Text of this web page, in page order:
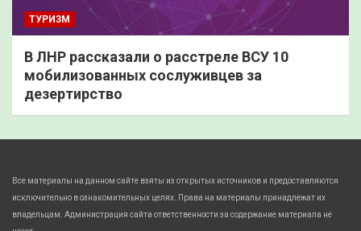
ТУРИЗМ
В ЛНР рассказали о расстреле ВСУ 10
мобилизованных сослуживцев за
дезертирство
Все материалы на данном сайте взяты из открытых источников и предоставляются
исключительно в ознакомительных целях. Права на материалы принадлежат их
владельцам. Администрация сайта ответственности за содержание материала не